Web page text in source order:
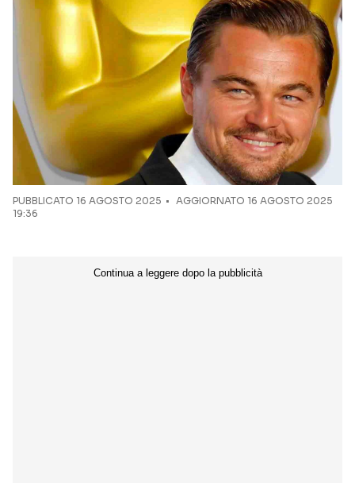
Seguici sui social
PUBBLICATO 16 AGOSTO 2025
AGGIORNATO 16 AGOSTO 2025
19:36